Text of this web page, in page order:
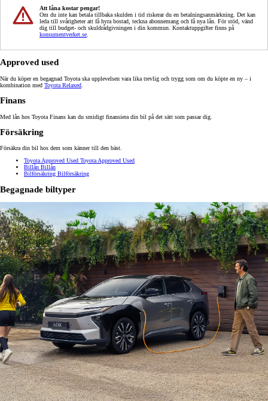
Att låna kostar pengar!
Om du inte kan betala tillbaka skulden i tid riskerar du en betalningsanmärkning. Det kan
leda till svårigheter att få hyra bostad, teckna abonnemang och få nya lån. För stöd, vänd
dig till budget- och skuldrådgivningen i din kommun. Kontaktuppgifter finns på
konsumentverket.se
Approved used
När du köper en begagnad Toyota ska upplevelsen vara lika trevlig och trygg som om du köpte en ny – i
kombination med Toyota Relaxed
Finans
Med lån hos Toyota Finans kan du smidigt finansiera din bil på det sätt som passar dig.
Försäkring
Försäkra din bil hos dem som känner till den bäst.
Toyota Approved Used Toyota Approved Used
Billån Billån
Bilförsäkring Bilförsäkring
Begagnade biltyper